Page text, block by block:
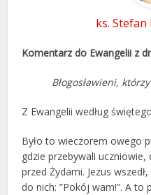
ks. Stefan
Komentarz do Ewangelii z
Błogosławieni,
Z Ewangelii według
Było to wieczorem owego
gdzie przebywali uczniowie,
przed Żydami. Jezus
do nich: ”Pokój wam!”. A to